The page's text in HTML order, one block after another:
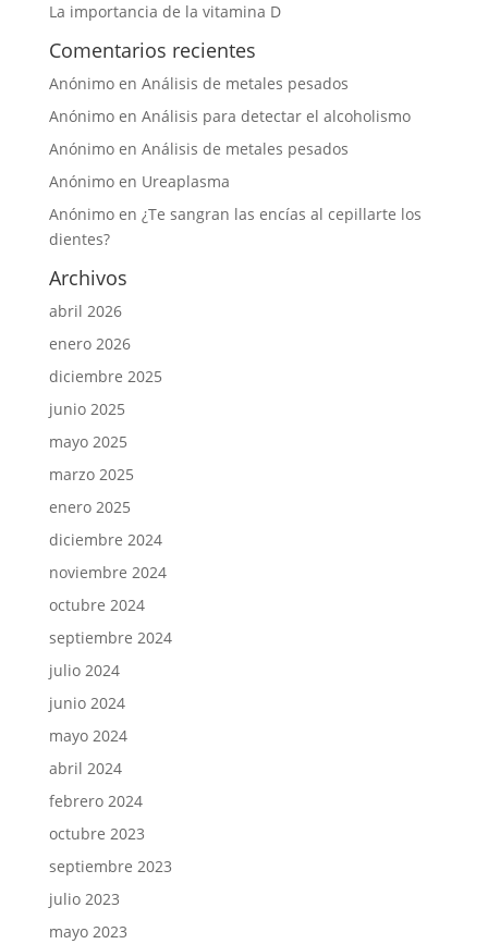
La importancia de la vitamina D
Comentarios recientes
Anónimoen Análisis de metales pesados
Anónimoen Análisis para detectar el alcoholismo
Anónimoen Análisis de metales pesados
Anónimoen Ureaplasma
Anónimoen ¿Te sangran las encías al cepillarte los
dientes?
Archivos
abril 2026
enero 2026
diciembre 2025
junio 2025
mayo 2025
marzo 2025
enero 2025
diciembre 2024
noviembre 2024
octubre 2024
septiembre 2024
julio 2024
junio 2024
mayo 2024
abril 2024
febrero 2024
octubre 2023
septiembre 2023
julio 2023
mayo 2023